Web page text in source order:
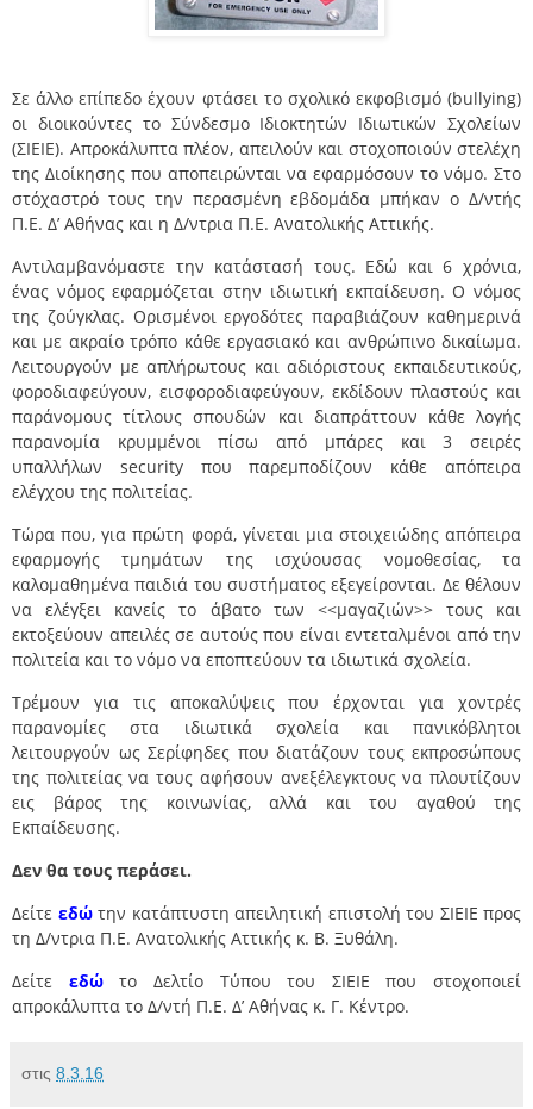
Σε άλλο επίπεδο έχουν φτάσει το σχολικό εκφοβισμό (bullying)
οι διοικούντες το Σύνδεσμο Ιδιοκτητών Ιδιωτικών Σχολείων
(ΣΙΕΙΕ). Απροκάλυπτα πλέον, απειλούν και στοχοποιούν στελέχη
της Διοίκησης που αποπειρώνται να εφαρμόσουν το νόμο. Στο
στόχαστρό τους την περασμένη εβδομάδα μπήκαν ο Δ/ντής
Π.Ε. Δ’ Αθήνας και η Δ/ντρια Π.Ε. Ανατολικής Αττικής.
Αντιλαμβανόμαστε την κατάστασή τους. Εδώ και 6 χρόνια,
ένας νόμος εφαρμόζεται στην ιδιωτική εκπαίδευση. O νόμος
της ζούγκλας. Ορισμένοι εργοδότες παραβιάζουν καθημερινά
και με ακραίο τρόπο κάθε εργασιακό και ανθρώπινο δικαίωμα.
Λειτουργούν με απλήρωτους και αδιόριστους εκπαιδευτικούς,
φοροδιαφεύγουν, εισφοροδιαφεύγουν, εκδίδουν πλαστούς και
παράνομους τίτλους σπουδών και διαπράττουν κάθε λογής
παρανομία κρυμμένοι πίσω από μπάρες και 3 σειρές
υπαλλήλων security που παρεμποδίζουν κάθε απόπειρα
ελέγχου της πολιτείας.
Τώρα που, για πρώτη φορά, γίνεται μια στοιχειώδης απόπειρα
εφαρμογής τμημάτων της ισχύουσας νομοθεσίας, τα
καλομαθημένα παιδιά του συστήματος εξεγείρονται. Δε θέλουν
να ελέγξει κανείς το άβατο των <<μαγαζιών>> τους και
εκτοξεύουν απειλές σε αυτούς που είναι εντεταλμένοι από την
πολιτεία και το νόμο να εποπτεύουν τα ιδιωτικά σχολεία.
Τρέμουν για τις αποκαλύψεις που έρχονται για χοντρές
παρανομίες στα ιδιωτικά σχολεία και πανικόβλητοι
λειτουργούν ως Σερίφηδες που διατάζουν τους εκπροσώπους
της πολιτείας να τους αφήσουν ανεξέλεγκτους να πλουτίζουν
εις βάρος της κοινωνίας, αλλά και του αγαθού της
Εκπαίδευσης.
Δεν θα τους περάσει.
Δείτε εδώ την κατάπτυστη απειλητική επιστολή του ΣΙΕΙΕ προς
τη Δ/ντρια Π.Ε. Ανατολικής Αττικής κ. Β. Ξυθάλη.
Δείτε εδώ
το Δελτίο Τύπου του ΣΙΕΙΕ που στοχοποιεί
απροκάλυπτα το Δ/ντή Π.Ε. Δ’ Αθήνας κ. Γ. Κέντρο.
στις 8.3.16